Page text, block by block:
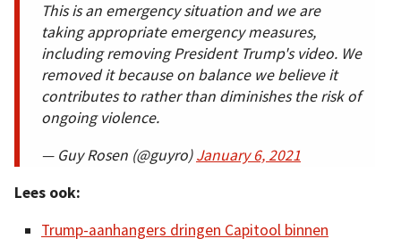
This is an emergency situation and we are
taking appropriate emergency measures,
including removing President Trump's video. We
removed it because on balance we believe it
contributes to rather than diminishes the risk of
ongoing violence.
— Guy Rosen (@guyro)January 6, 2021
Lees ook:
Trump-aanhangers dringen Capitool binnen